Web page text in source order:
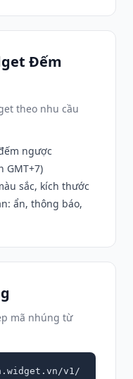
Đếm
theo nhu cầu
ngược
GMT+7)
sắc, kích thước
ẩn, thông báo,
mã nhúng từ
v1/